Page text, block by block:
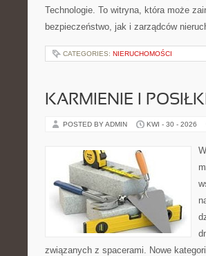
Technologie. To witryna, która może
bezpieczeństwo, jak i zarządców
CATEGORIES: NIERUCHOMOŚCI
KARMIENIE I POSIŁKI
POSTED BY ADMIN KWI - 30 - 2026
związanych z spacerami. Nowe